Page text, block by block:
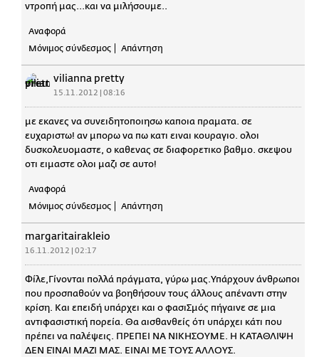
ντροπή μας...και να μιλήσουμε..
Αναφορά
Μόνιμος σύνδεσμος
Απάντηση
vilianna pretty
15.11.2012 | 08:16
με εκανες να συνειδητοποιησω καποια πραματα. σε
ευχαριστω! αν μπορω να πω κατι ειναι κουραγιο. ολοι
δυσκολευομαστε, ο καθενας σε διαφορετικο βαθμο. σκεψου
οτι ειμαστε ολοι μαζι σε αυτο!
Αναφορά
Μόνιμος σύνδεσμος
Απάντηση
margaritairakleio
16.11.2012 | 02:17
Φίλε,Γίνονται πολλά πράγματα, γύρω μας.Υπάρχουν άνθρωποι
που προσπαθούν να βοηθήσουν τους άλλους απέναντι στην
κρίση. Και επειδή υπάρχει και ο φασιΣμός πήγαινε σε μια
αντιφασιστική πορεία. Θα αισθανθείς ότι υπάρχει κάτι που
πρέπει να παλέψεις. ΠΡΕΠΕΙ ΝΑ ΝΙΚΗΣΟΥΜΕ. Η ΚΑΤΑΘΛΙΨΗ
ΔΕΝ ΕΊΝΑΙ ΜΑΖΊ ΜΑΣ. ΕΙΝΑΙ ΜΕ ΤΟΥΣ ΑΛΛΟΥΣ.